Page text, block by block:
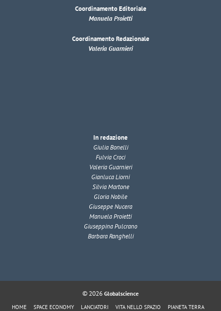
Coordinamento Editoriale
Manuela Proietti
Coordinamento Redazionale
Valeria Guarnieri
In redazione
Giulia Bonelli
Fulvia Croci
Valeria Guarnieri
Gianluca Liorni
Silvia Martone
Gloria Nobile
Giuseppe Nucera
Manuela Proietti
Giuseppina Pulcrano
Barbara Ranghelli
© 2026 Globalscience
HOME SPACE ECONOMY LANCIATORI VITA NELLO SPAZIO PIANETA TERRA